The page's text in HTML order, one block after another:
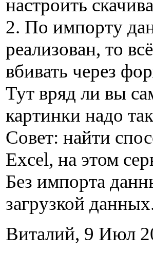
настроить
2. По импорту
реализован, то
вбивать через
Тут вряд ли вы
картинки надо
Совет: найти
Excel, на этом
Без импорта
загрузкой
Виталий, 9 Июл